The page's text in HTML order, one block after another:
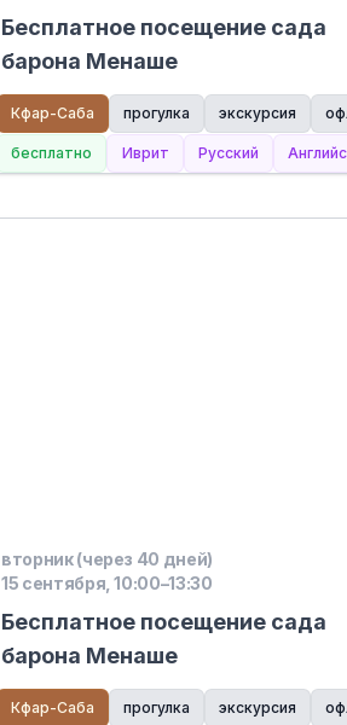
Бесплатное посещение сада
барона Менаше
Кфар-Саба прогулка экскурсия
бесплатно Иврит Русский
вторник (через 40 дней)
15 сентября, 10:00–13:30
Бесплатное посещение сада
барона Менаше
Кфар-Саба прогулка экскурсия